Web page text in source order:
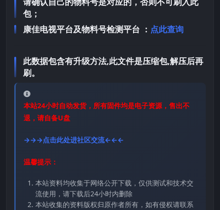
包；
康佳电视平台及物料号检测平台 ： 点此查询
此数据包含有升级方法,此文件是压缩包,解压后再
刷。
本站24小时自动发货，所有固件均是电子资源，售出不
退，请自备U盘
→→→点击此处进社区交流←←←
温馨提示：
本站资料均收集于网络公开下载，仅供测试和技术交
流使用，请下载后24小时内删除
本站收集的资料版权归原作者所有，如有侵权请联系